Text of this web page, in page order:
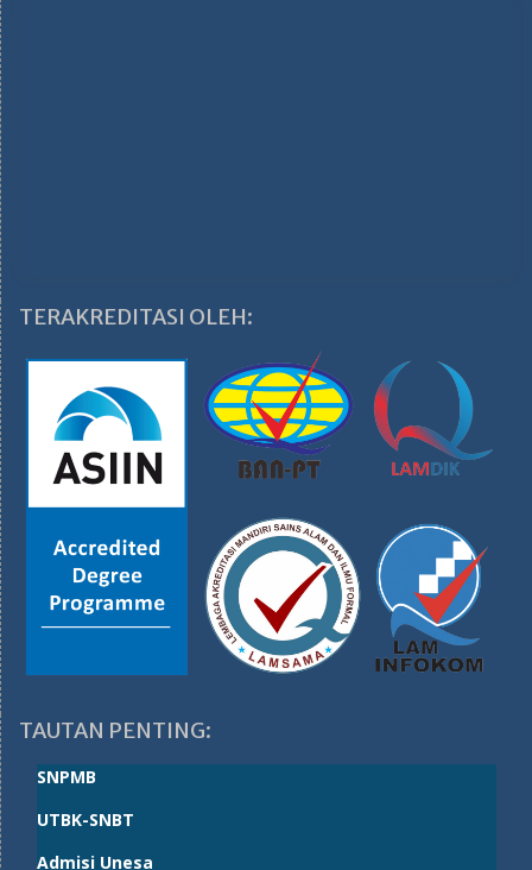
TERAKREDITASI OLEH:
TAUTAN PENTING:
SNPMB
UTBK-SNBT
Admisi Unesa